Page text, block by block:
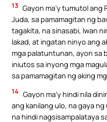
13 Gayon ma’y tumutol ang
Juda, sa pamamagitan ng
tagakita, na sinasabi, Iwan
lakad, at ingatan ninyo ang
mga palatuntunan, ayon sa
iniutos sa inyong mga
sa pamamagitan ng aking
14 Gayon ma’y hindi nila
ang kanilang ulo, na gaya
na hindi nagsisampalataya